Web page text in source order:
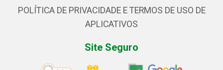
POLÍTICA DE PRIVACIDADE E TERMOS DE USO DE
APLICATIVOS
Site Seguro